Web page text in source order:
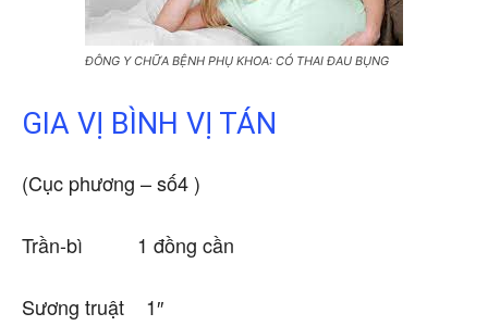
ĐÔNG Y CHỮA BỆNH PHỤ KHOA: CÓ THAI ĐAU BỤNG
GIA VỊ BÌNH VỊ TÁN
(Cục phương – số4 )
Trần-bì 1 đồng cần
Sương truật 1″